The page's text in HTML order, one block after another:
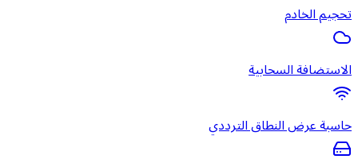
تحجيم الخادم
الاستضافة السحابية
حاسبة عرض النطاق الترددي